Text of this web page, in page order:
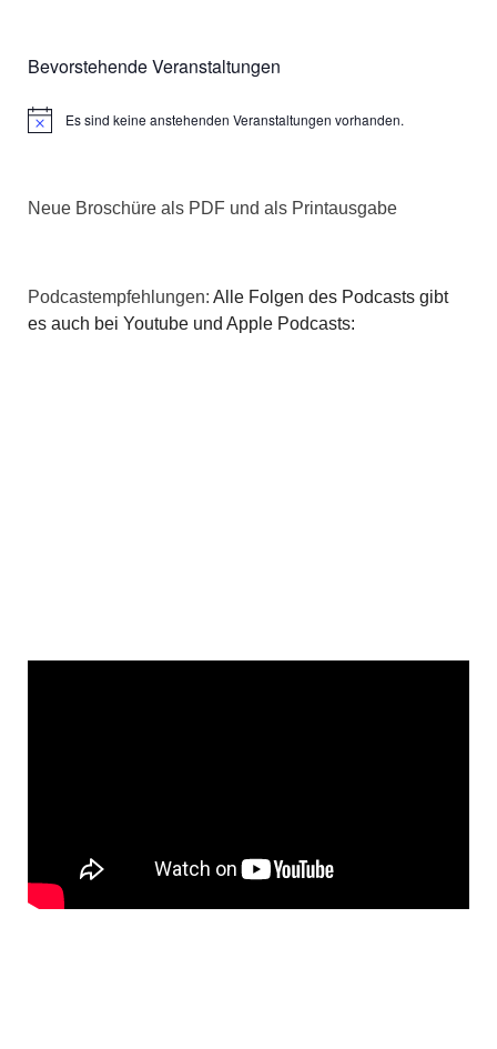
Bevorstehende Veranstaltungen
HinweisEs sind keine anstehenden Veranstaltungen vorhanden.
Neue Broschüre als PDF und als Printausgabe
Podcastempfehlungen: Alle Folgen des Podcasts gibt
es auch bei Youtube und Apple Podcasts: